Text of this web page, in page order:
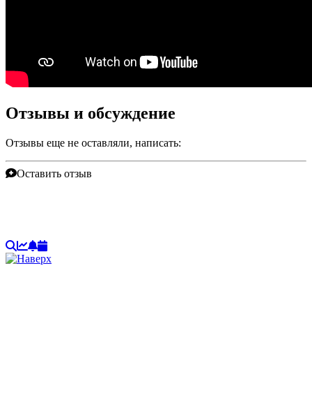
Отзывы и обсуждение
Отзывы еще не оставляли, написать:
Оставить отзыв